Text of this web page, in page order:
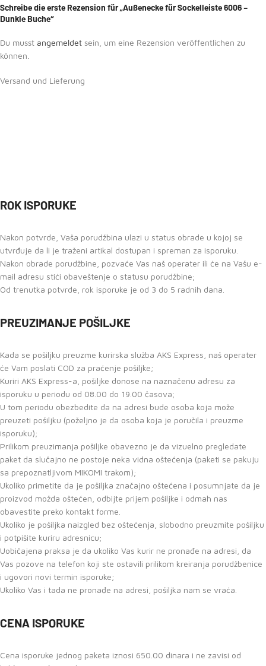
Schreibe die erste Rezension für „Außenecke für Sockelleiste 6006 –
Dunkle Buche“
Du musst angemeldet sein, um eine Rezension veröffentlichen zu
können.
Versand und Lieferung
ROK ISPORUKE
Nakon potvrde, Vaša porudžbina ulazi u status obrade u kojoj se
utvrđuje da li je traženi artikal dostupan i spreman za isporuku.
Nakon obrade porudžbine, pozvaće Vas naš operater ili će na Vašu e-
mail adresu stići obaveštenje o statusu porudžbine;
Od trenutka potvrde, rok isporuke je od 3 do 5 radnih dana.
PREUZIMANJE POŠILJKE
Kada se pošiljku preuzme kurirska služba AKS Express, naš operater
će Vam poslati COD za praćenje pošiljke;
Kuriri AKS Express-a, pošiljke donose na naznačenu adresu za
isporuku u periodu od 08.00 do 19.00 časova;
U tom periodu obezbedite da na adresi bude osoba koja može
preuzeti pošiljku (poželjno je da osoba koja je poručila i preuzme
isporuku);
Prilikom preuzimanja pošiljke obavezno je da vizuelno pregledate
paket da slučajno ne postoje neka vidna oštećenja (paketi se pakuju
sa prepoznatljivom MIKOMI trakom);
Ukoliko primetite da je pošiljka značajno oštećena i posumnjate da je
proizvod možda oštećen, odbijte prijem pošiljke i odmah nas
obavestite preko kontakt forme.
Ukoliko je pošiljka naizgled bez oštećenja, slobodno preuzmite pošiljku
i potpišite kuriru adresnicu;
Uobičajena praksa je da ukoliko Vas kurir ne pronađe na adresi, da
Vas pozove na telefon koji ste ostavili prilikom kreiranja porudžbenice
i ugovori novi termin isporuke;
Ukoliko Vas i tada ne pronađe na adresi, pošiljka nam se vraća.
CENA ISPORUKE
Cena isporuke jednog paketa iznosi 650.00 dinara i ne zavisi od